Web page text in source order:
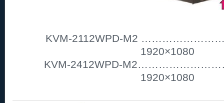
KVM-2112WPD-M2 …………………….
1920×1080
KVM-2412WPD-
1920×1080